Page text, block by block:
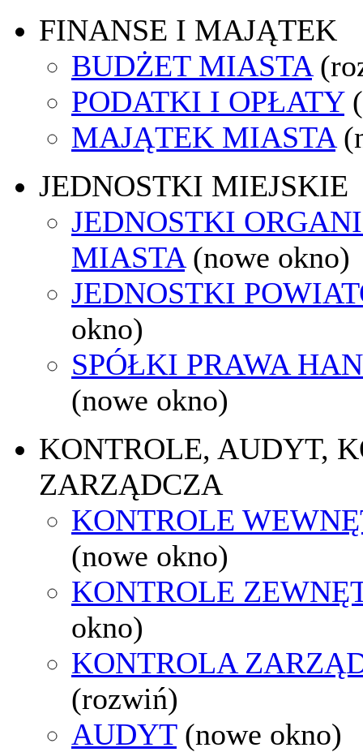
FINANSE I MAJĄTEK
BUDŻET MIASTA
PODATKI I OPŁATY
MAJĄTEK MIASTA
JEDNOSTKI MIEJSKIE
JEDNOSTKI
MIASTA (nowe okno)
JEDNOSTKI
okno)
SPÓŁKI PRAWA
(nowe okno)
KONTROLE, AUDYT,
ZARZĄDCZA
KONTROLE
(nowe okno)
KONTROLE
okno)
KONTROLA
(rozwiń)
AUDYT (nowe okno)